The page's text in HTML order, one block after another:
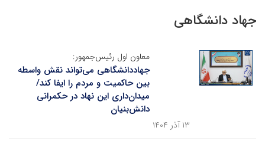
جهاد دانشگاهی
معاون اول رئیس‌جمهور:
جهاددانشگاهی می‌تواند نقش واسطه
بین حاکمیت و مردم را ایفا کند/
میدان‌داری این نهاد در حکمرانی
دانش‌بنیان
۱۳ آذر ۱۴۰۴